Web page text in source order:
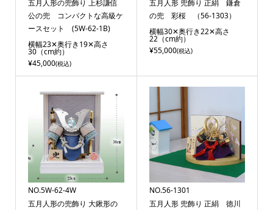
五月人形の兜飾り 上杉謙信
公の兜 コンパクトな高級ケ
ースセット (5W-62-1B)
横幅23✕奥行き19✕高さ
30（cm約）
¥45,000(税込)
五月人形 兜飾り 正絹 鎌倉
の兜 彩桜 （56-1303）
横幅30✕奥行き22✕高さ
22（cm約）
¥55,000(税込)
NO.5W-62-4W
五月人形の兜飾り 大鍬形の
NO.56-1301
五月人形 兜飾り 正絹 徳川